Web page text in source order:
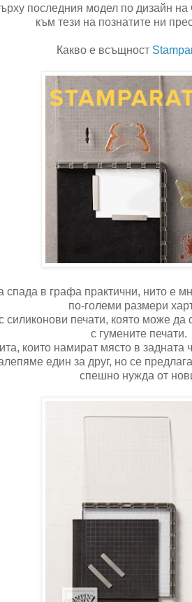
последния модел по дизайн
към тези на познатите ни
Какво е всъщност
в графа практични, нито е
по-големи размери
печати, която може
с гумените печати.
които намират място в задната
един за друг, но се
спешно нужда от